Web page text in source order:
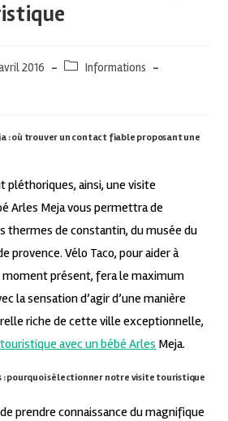
2016
Informations
: où trouver un contact fiable proposant une
pléthoriques, ainsi, une visite
Arles Meja vous permettra de
thermes de constantin, du musée du
provence. Vélo Taco, pour aider à
présent, fera le maximum
la sensation d’agir d’une manière
riche de cette ville exceptionnelle,
avec un bébé Arles Meja.
: pourquoi sélectionner notre visite touristique
prendre connaissance du magnifique